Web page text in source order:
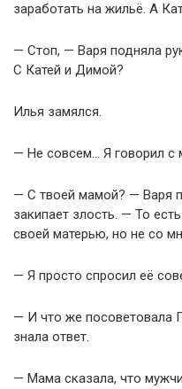
заработать на жильё. А
— Стоп, — Варя подняла
С Катей и Димой?
Илья замялся.
— Не совсем… Я говорил с
— С твоей мамой? — Варя
закипает злость. — То
своей матерью, но не со
— Я просто спросил её
— И что же посоветовала
знала ответ.
— Мама сказала, что